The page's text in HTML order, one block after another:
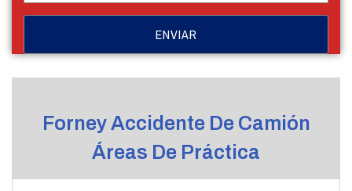
Forney Accidente De Camión
Áreas De Práctica